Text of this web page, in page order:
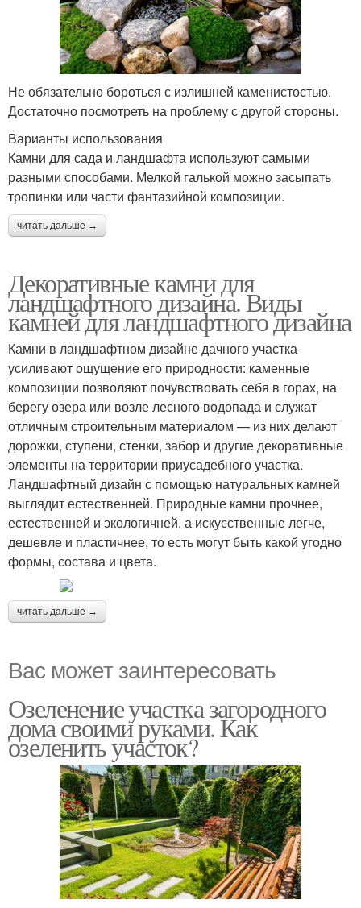
Не обязательно бороться с излишней каменистостью.
Достаточно посмотреть на проблему с другой стороны.
Варианты использования
Камни для сада и ландшафта используют самыми
разными способами. Мелкой галькой можно засыпать
тропинки или части фантазийной композиции.
читать дальше →
Декоративные камни для
ландшафтного дизайна. Виды
камней для ландшафтного дизайна
Камни в ландшафтном дизайне дачного участка
усиливают ощущение его природности: каменные
композиции позволяют почувствовать себя в горах, на
берегу озера или возле лесного водопада и служат
отличным строительным материалом — из них делают
дорожки, ступени, стенки, забор и другие декоративные
элементы на территории приусадебного участка.
Ландшафтный дизайн с помощью натуральных камней
выглядит естественней. Природные камни прочнее,
естественней и экологичней, а искусственные легче,
дешевле и пластичнее, то есть могут быть какой угодно
формы, состава и цвета.
читать дальше →
Вас может заинтересовать
Озеленение участка загородного
дома своими руками. Как
озеленить участок?